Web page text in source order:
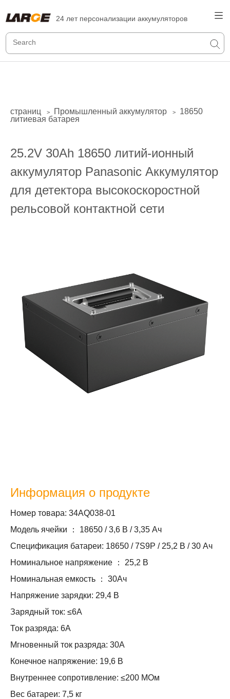
24 лет персонализации аккумуляторов
страниц > Промышленный аккумулятор >
18650
литиевая батарея
25.2V 30Ah 18650 литий-ионный
аккумулятор Panasonic Аккумулятор
для детектора высокоскоростной
рельсовой контактной сети
Информация о продукте
Номер товара: 34AQ038-01
Модель ячейки ： 18650 / 3,6 В / 3,35 Ач
Спецификация батареи: 18650 / 7S9P / 25,2 В / 30 Ач
Номинальное напряжение ： 25,2 В
Номинальная емкость ： 30Ач
Напряжение зарядки: 29,4 В
Зарядный ток: ≤6А
Ток разряда: 6А
Мгновенный ток разряда: 30А
Конечное напряжение: 19,6 В
Внутреннее сопротивление: ≤200 МОм
Вес батареи: 7,5 кг